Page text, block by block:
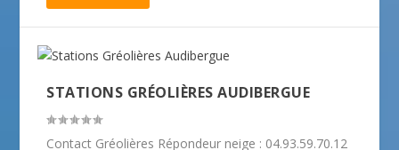
STATIONS GRÉOLIÈRES AUDIBERGUE
Contact Gréolières Répondeur neige : 04.93.59.70.12